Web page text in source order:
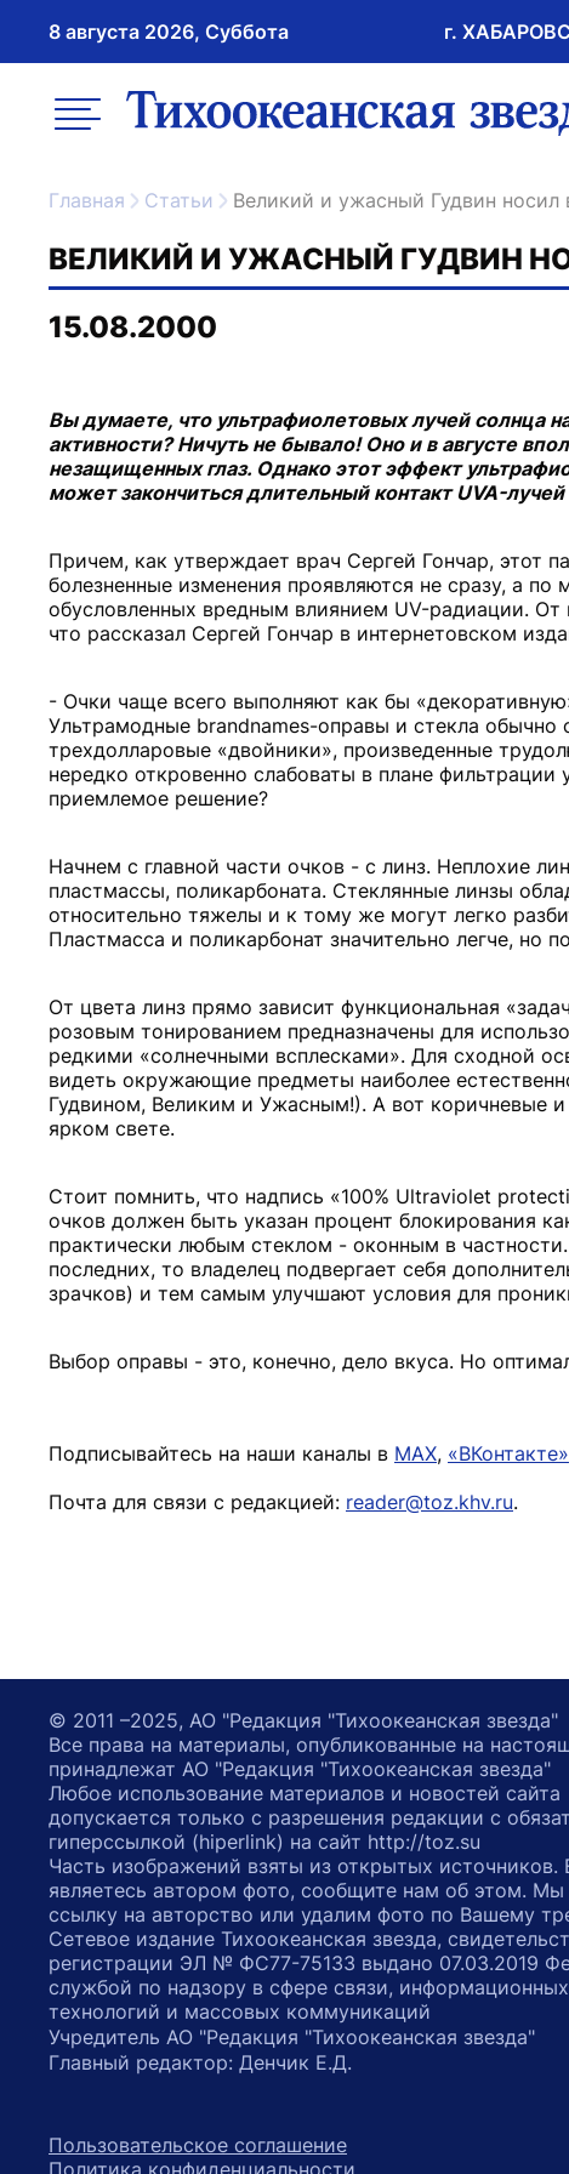
8 августа 2026, Суббота г.
меню ссылка на главную
Главная Статьи Великий и ужасный Гудвин
ВЕЛИКИЙ И УЖАСНЫЙ ГУДВИН
15.08.2000
Вы думаете, что ультрафиолетовых лучей солнца
активности? Ничуть не бывало! Оно и в августе
незащищенных глаз. Однако этот эффект
может закончиться длительный контакт UVA-
Причем, как утверждает врач Сергей Гончар, этот
болезненные изменения проявляются не сразу, а
обусловленных вредным влиянием UV-радиации.
что рассказал Сергей Гончар в интернетовском
- Очки чаще всего выполняют как бы
Ультрамодные brandnames-оправы и стекла
трехдолларовые «двойники», произведенные
нередко откровенно слабоваты в плане
приемлемое решение?
Начнем с главной части очков - с линз. Неплохие
пластмассы, поликарбоната. Стеклянные линзы
относительно тяжелы и к тому же могут легко
Пластмасса и поликарбонат значительно легче, но
От цвета линз прямо зависит функциональная
розовым тонированием предназначены для
редкими «солнечными всплесками». Для сходной
видеть окружающие предметы наиболее
Гудвином, Великим и Ужасным!). А вот коричневые
ярком свете.
Стоит помнить, что надпись «100% Ultraviolet
очков должен быть указан процент блокирования
практически любым стеклом - оконным в
последних, то владелец подвергает себя
зрачков) и тем самым улучшают условия для
Выбор оправы - это, конечно, дело вкуса. Но
Подписывайтесь на наши каналы в MAX, «ВКонтакте»
Почта для связи с редакцией: reader@toz.khv.ru.
© 2011 –2025, АО "Редакция "Тихоокеанская звезда"
Все права на материалы, опубликованные на
принадлежат АО "Редакция "Тихоокеанская звезда"
Любое использование материалов и новостей сайта
допускается только с разрешения редакции с
гиперссылкой (hiperlink) на сайт http://toz.su
Часть изображений взяты из открытых источников.
являетесь автором фото, сообщите нам об этом. Мы
ссылку на авторство или удалим фото по Вашему
Сетевое издание Тихоокеанская звезда,
регистрации ЭЛ № ФС77-75133 выдано 07.03.2019
службой по надзору в сфере связи, информационных
технологий и массовых коммуникаций
Учредитель АО "Редакция "Тихоокеанская звезда"
Главный редактор: Денчик Е.Д.
Пользовательское соглашение
Политика конфиденциальности